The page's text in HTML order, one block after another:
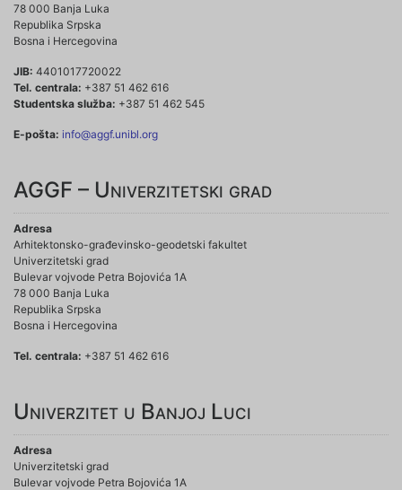
78 000 Banja Luka
Republika Srpska
Bosna i Hercegovina
JIB: 4401017720022
Tel. centrala: +387 51 462 616
Studentska služba: +387 51 462 545
E-pošta: info@aggf.unibl.org
AGGF – Univerzitetski grad
Adresa
Arhitektonsko-građevinsko-geodetski fakultet
Univerzitetski grad
Bulevar vojvode Petra Bojovića 1A
78 000 Banja Luka
Republika Srpska
Bosna i Hercegovina
Tel. centrala: +387 51 462 616
Univerzitet u Banjoj Luci
Adresa
Univerzitetski grad
Bulevar vojvode Petra Bojovića 1A